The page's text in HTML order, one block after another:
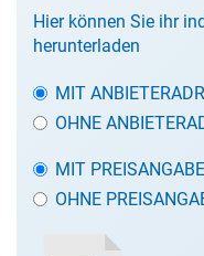
Hier können Sie ihr
herunterladen
MIT
OHNE
MIT PREISANGABE
OHNE